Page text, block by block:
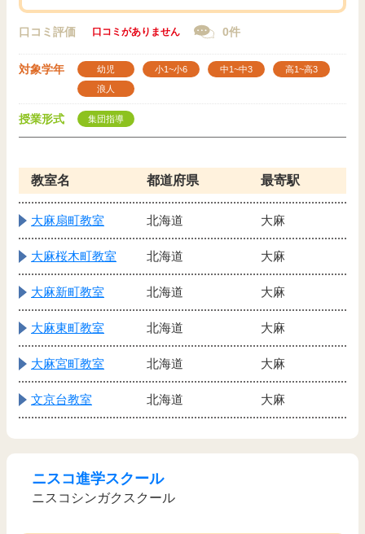
口コミ評価 口コミがありません 0件
対象学年 幼児 小1~小6 中1~中3
高1~高3
浪人
授業形式 集団指導
教室名 都道府県 最寄駅
大麻扇町教室 北海道 大麻
大麻桜木町教室 北海道 大麻
大麻新町教室 北海道 大麻
大麻東町教室 北海道 大麻
大麻宮町教室 北海道 大麻
文京台教室 北海道 大麻
ニスコ進学スクール
ニスコシンガクスクール